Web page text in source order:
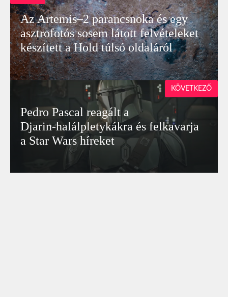
Az Artemis–2 parancsnoka és egy
asztrofotós sosem látott felvételeket
készített a Hold túlsó oldaláról
Pedro Pascal reagált a
Djarin‑halálpletykákra és felkavarja
a Star Wars híreket
KÖVETKEZŐ